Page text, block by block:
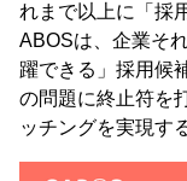
れまで以上に「採
ABOSは、企業そ
躍できる」採用候
の問題に終止符を
ッチングを実現す